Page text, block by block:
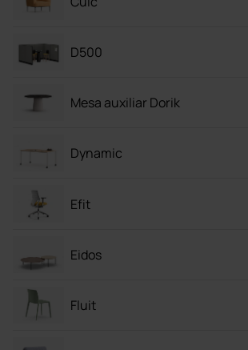
D500
Mesa auxiliar Dorik
Dynamic
Efit
Eidos
Fluit